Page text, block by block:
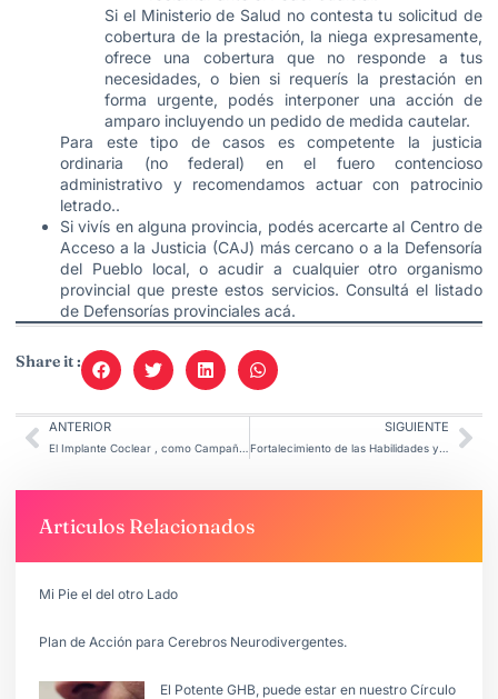
Si el Ministerio de Salud no contesta tu solicitud de
cobertura de la prestación, la niega expresamente,
ofrece una cobertura que no responde a tus
necesidades, o bien si requerís la prestación en
forma urgente, podés interponer una acción de
amparo incluyendo un pedido de medida cautelar.
Para este tipo de casos es competente la justicia
ordinaria (no federal) en el fuero contencioso
administrativo y recomendamos actuar con patrocinio
letrado..
Si vivís en alguna provincia, podés acercarte al Centro de
Acceso a la Justicia (CAJ) más cercano o a la Defensoría
del Pueblo local, o acudir a cualquier otro organismo
provincial que preste estos servicios. Consultá el listado
de Defensorías provinciales acá.
Share it :
ANTERIOR SIGUIENTE
Articulos Relacionados
Mi Pie el del otro Lado
Plan de Acción para Cerebros Neurodivergentes.
El Potente GHB, puede estar en nuestro Círculo